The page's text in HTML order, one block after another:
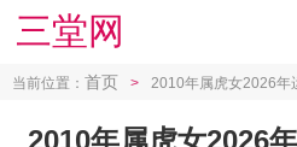
三堂网
当前位置： 首页 > 2010年属虎女2026年运势
2010年属虎女2026